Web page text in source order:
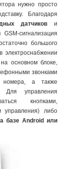
нужно просто
Благодаря
датчиков
и
GSM-сигнализация
большого
основном блоке,
звонками
номера, а также
Для управления
кнопками,
управления) либо
базе Android или